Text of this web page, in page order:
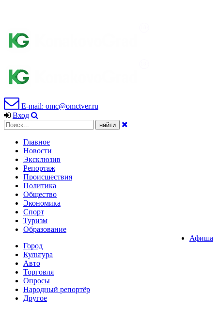
E-mail: omc@omctver.ru
Вход
Главное
Новости
Эксклюзив
Репортаж
Происшествия
Политика
Общество
Экономика
Спорт
Туризм
Образование
Афиша
Город
Культура
Авто
Торговля
Опросы
Народный репортёр
Другое